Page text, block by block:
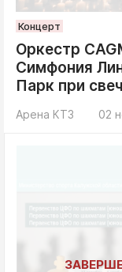
Концерт
Оркестр
Симфония
Парк при
02
Арена КТЗ